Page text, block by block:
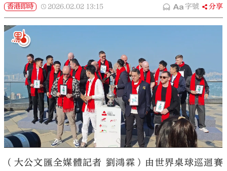
香港即時 2026.02.02 13:15 字號 分享
（大公文匯全媒體記者 劉鴻霖）由世界桌球巡迴賽